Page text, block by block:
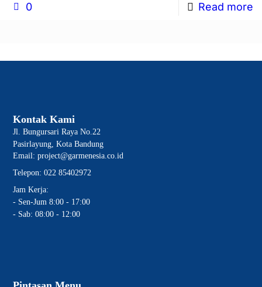
0 Read more
Kontak Kami
Jl. Bungursari Raya No.22
Pasirlayung, Kota Bandung
Email: project@garmenesia.co.id
Telepon: 022 85402972
Jam Kerja:
- Sen-Jum 8:00 - 17:00
- Sab: 08:00 - 12:00